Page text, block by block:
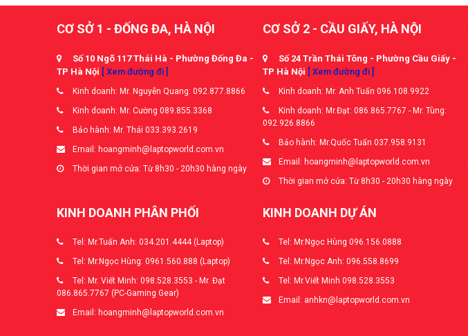
CƠ SỞ 1 - ĐỐNG ĐA, HÀ NỘI
Số 10 Ngõ 117 Thái Hà - Phường Đống Đa -
TP Hà Nội [ Xem đường đi ]
Kinh doanh: Mr. Nguyễn Quang: 092.877.8866
Kinh doanh: Mr. Cường 089.855.3368
Bảo hành: Mr. Thái 033.393.2619
Email: hoangminh@laptopworld.com.vn
Thời gian mở cửa: Từ 8h30 - 20h30 hàng ngày
CƠ SỞ 2 - CẦU GIẤY, HÀ NỘI
Số 24 Trần Thái Tông - Phường Cầu Giấy -
TP Hà Nội [ Xem đường đi ]
Kinh doanh: Mr. Anh Tuấn 096.108.9922
Kinh doanh: Mr.Đạt: 086.865.7767 - Mr. Tùng:
092.926.8866
Bảo hành: Mr.Quốc Tuấn 037.958.9131
Email: hoangminh@laptopworld.com.vn
Thời gian mở cửa: Từ 8h30 - 20h30 hàng ngày
KINH DOANH PHÂN PHỐI
Tel: Mr.Tuấn Anh: 034.201.4444 (Laptop)
Tel: Mr.Ngọc Hùng: 0961.560.888 (Laptop)
Tel: Mr. Viết Minh: 098.528.3553 - Mr. Đạt
086.865.7767 (PC-Gaming Gear)
Email: hoangminh@laptopworld.com.vn
KINH DOANH DỰ ÁN
Tel: Mr.Ngọc Hùng 096.156.0888
Tel: Mr.Ngọc Anh: 096.558.8699
Tel: Mr.Viết Minh 098.528.3553
Email: anhkn@laptopworld.com.vn